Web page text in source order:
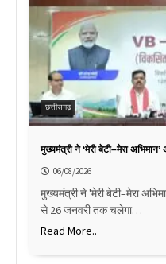
छत्तीसगढ़
मुख्यमंत्री ने ‘मेरी बेटी–मेरा
06/08/2026
मुख्यमंत्री ने 'मेरी बेटी–मेरा
से 26 जनवरी तक चलेगा…
Read More..